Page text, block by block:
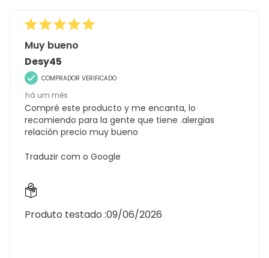
Muy bueno
Desy45
COMPRADOR VERIFICADO
há um mês
Compré este producto y me encanta, lo
recomiendo para la gente que tiene .alergias
relación precio muy bueno
Traduzir com o Google
Produto testado :09/06/2026